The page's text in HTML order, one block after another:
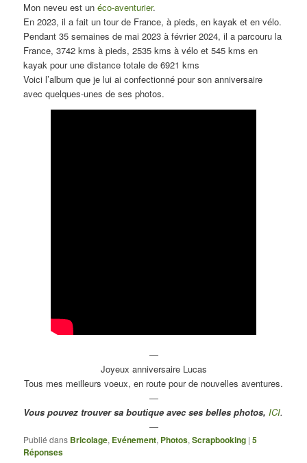
Mon neveu est unéco-aventurier.
En 2023, il a fait un tour de France, à pieds, en kayak et en vélo.
Pendant 35 semaines de mai 2023 à février 2024, il a parcouru la
France, 3742 kms à pieds, 2535 kms à vélo et 545 kms en
kayak pour une distance totale de 6921 kms
Voici l’album que je lui ai confectionné pour son anniversaire
avec quelques-unes de ses photos.
—
Joyeux anniversaire Lucas
Tous mes meilleurs voeux, en route pour de nouvelles aventures.
—
Vous pouvez trouver sa boutique avec ses belles photos,ICI.
—
Publié dans Bricolage, Evénement, Photos,Scrapbooking |5
Réponses